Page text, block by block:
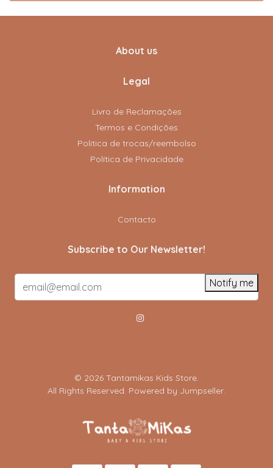
About us
Legal
Livro de Reclamações
Termos e Condições
Politica de trocas/reembolso
Política de Privacidade
Information
Contacto
Subscribe to Our Newsletter!
Notify me
© 2026 Tantamikas Kids Store.
All Rights Reserved. Powered by Jumpseller.